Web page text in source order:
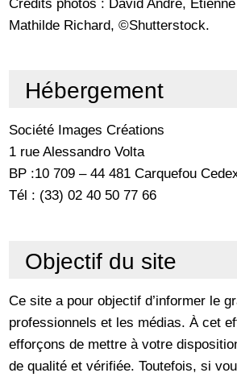
Mathilde Richard, ©Shutterstock.
Hébergement
Société Images Créations
1 rue Alessandro Volta
BP :10 709 – 44 481 Carquefou
Tél : (33) 02 40 50 77 66
Objectif du site
Ce site a pour objectif d’informer le
professionnels et les médias. À cet
efforçons de mettre à votre
de qualité et vérifiée. Toutefois, si